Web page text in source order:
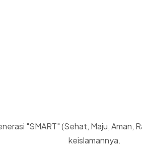
"SMART" (Sehat, Maju,
keislamannya.